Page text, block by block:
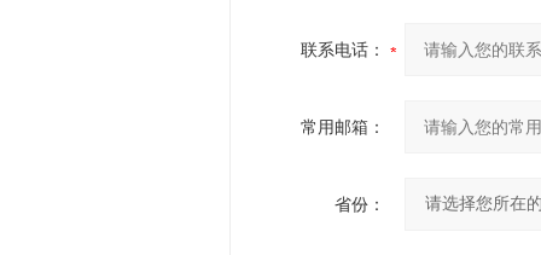
联系电话：
常用邮箱：
省份：